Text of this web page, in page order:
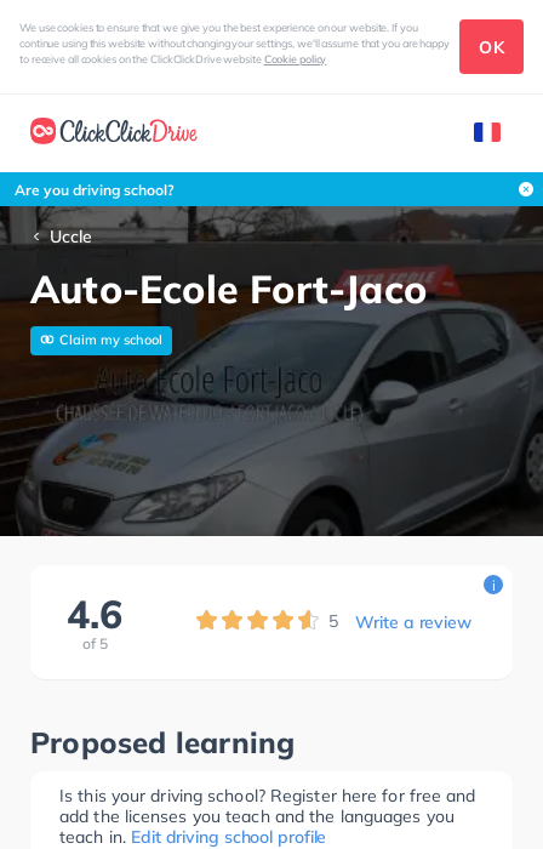
We use cookies to ensure that we give you the best experience on our website. If you
continue using this website without changing your settings, we'll assume that you are happy
to receive all cookies on the ClickClickDrive websiteCookie policy
OK
Are you driving school?
Uccle
Auto-Ecole Fort-Jaco
Claim my school
4.6
of 5
5 Write a review
i
Proposed learning
Is this your driving school? Register here for free and
add the licenses you teach and the languages you
teach in. Edit driving school profile